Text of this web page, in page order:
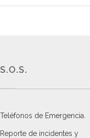
S.O.S.
Teléfonos de Emergencia.
Reporte de incidentes y